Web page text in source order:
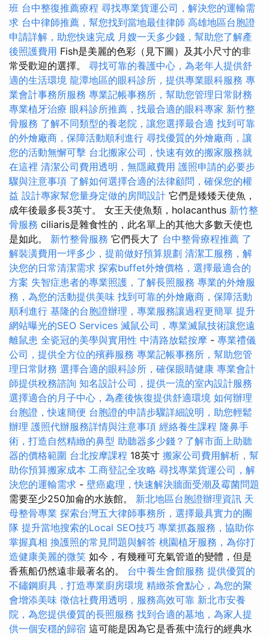
班 台中整復推薦療程 尋找專業貨運公司，解決您的運輸需
求 台中律師推薦，幫您找到當地最佳律師 高雄地區台胞證
申請詳解，助您快速完成 月嫂一天多少錢，幫助您了解產
後照護費用 Fish是美麗的色彩（見下圖）及其小尺寸的非
常受歡迎的選擇。 尋找可靠的養護中心，為老年人提供舒
適的生活環境 龍潭地區的眼科診所，提供專業眼科服務 專
業會計事務所服務 專業記帳事務所，幫助您管理日常財務
專業植牙治療 眼科診所推薦，找最合適的眼科專家 新竹整
骨服務 了解不同類型的養老院，讓您選擇最合適 找到可靠
的外燴廠商，保障活動順利進行 尋找優質的外燴廠商，讓
您的活動無懈可擊 台北搬家公司，快速有效的搬家服務就
在這裡 清潔公司費用透明，無隱藏費用 護照申請的必要步
驟與注意事項 了解如何選擇合適的法律顧問，確保您的權
益 設計專家幫您量身定做的房間設計 它們是矮矮天使魚，
成年後最多長3英寸。 女王天使魚類，holacanthus 新竹整
骨服務 ciliaris是雜食性的，此名單上的其他大多數天使也
是如此。 新竹整骨服務 它們長大了 台中整骨療程推薦 了
解裝潢費用一坪多少，提前做好預算規劃 清潔工服務，解
決您的日常清潔需求 探索buffet外燴價格，選擇最適合的
方案 失智症患者的專業照護，了解長照服務 專業的外燴服
務，為您的活動提供美味 找到可靠的外燴廠商，保障活動
順利進行 基隆的台胞證辦理，專業服務讓過程更簡單 提升
網站曝光的SEO Services 滅鼠公司，專業滅鼠技術讓您遠
離鼠患 全瓷冠的美學與實用性 中清路放鬆按摩 - 專業禮儀
公司，提供全方位的殯葬服務 專業記帳事務所，幫助您管
理日常財務 選擇合適的眼科診所，確保眼睛健康 專業會計
師提供稅務諮詢 知名設計公司，提供一流的室內設計服務
選擇適合的月子中心，為產後恢復提供舒適環境 如何辦理
台胞證，快速簡便 台胞證的申請步驟詳細說明，助您輕鬆
辦理 護照代辦服務詳情與注意事項 經絡養生課程 隆鼻手
術，打造自然精緻的鼻型 助聽器多少錢？了解市面上助聽
器的價格範圍 台北按摩課程 18英寸 搬家公司費用解析，幫
助你預算搬家成本 工商登記全攻略 尋找專業貨運公司，解
決您的運輸需求 - 壁癌處理，快速解決牆面受潮及霉菌問題
需要至少250加侖的水族館。 新北地區台胞證辦理資訊 天
母整骨專業 探索台灣五大律師事務所，選擇最具實力的團
隊 提升當地搜索的Local SEO技巧 專業抓姦服務，協助你
掌握真相 換護照的常見問題與解答 桃園植牙服務，為你打
造健康美麗的微笑 如今，有幾種可充氣管道的變體，但是
香蕉船仍然遠非最著名的。 台中養生會館服務 提供優質的
不鏽鋼廚具，打造專業廚房環境 精緻茶會點心，為您的聚
會增添美味 徵信社費用透明，服務高效可靠 新北市安養
院，為您提供優質的長照服務 找到合適的墓地，為家人提
供一個安穩的歸宿 這可能是因為它是香蕉中流行的經典水